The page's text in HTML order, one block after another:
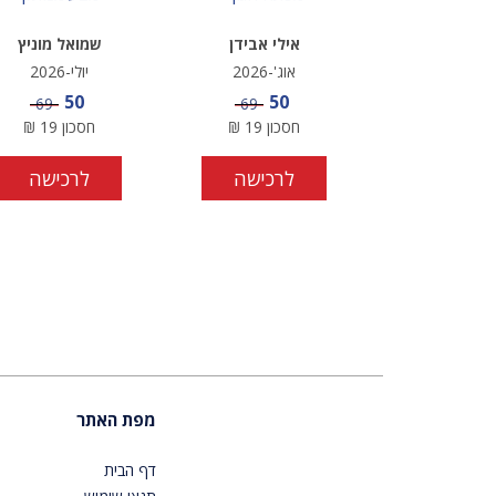
אילי אבידן
אוג'-2026
מחיר מבצע
50 מחיר
69
חסכון 19
₪
לרכישה
שמואל מוניץ
יולי-2026
מחיר מבצע
50 מחיר
69
חסכון 19
₪
לרכישה
מפת האתר
דף הבית